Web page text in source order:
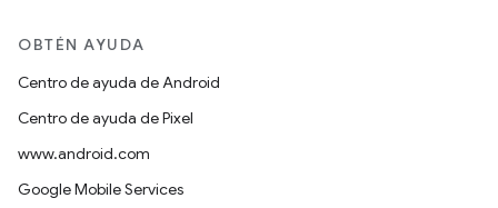
OBTÉN AYUDA
Centro de ayuda de Android
Centro de ayuda de Pixel
www.android.com
Google Mobile Services